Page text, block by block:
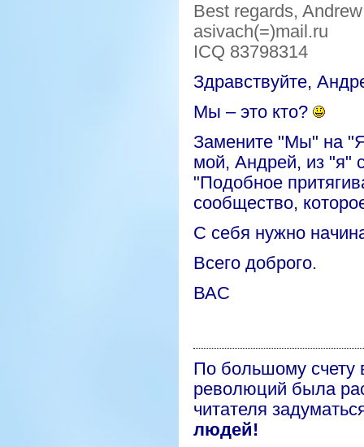
Best regards, Andrew
asivach(=)mail.ru
ICQ 83798314
Здравствуйте,
Мы – это кто?
Замените "Мы" на
мой, Андрей, из
"Подобное
сообщество,
С себя нужно
Всего доброго.
ВАС
По большому счету
революций была
читателя
людей!